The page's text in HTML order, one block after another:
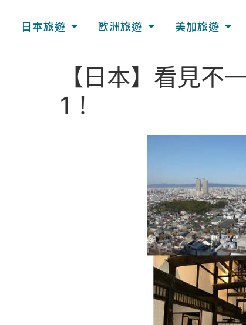
日本旅遊 歐洲旅遊 美加旅遊
【日本】看見不
1！